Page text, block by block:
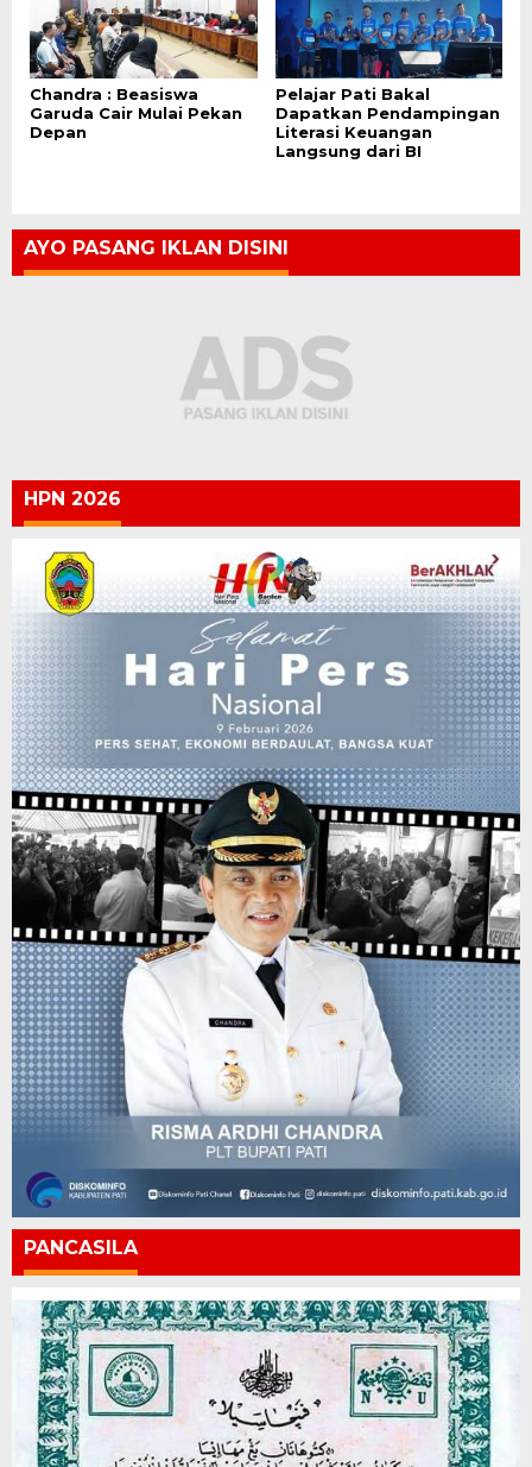
Chandra : Beasiswa
Garuda Cair Mulai Pekan
Depan
Pelajar Pati Bakal
Dapatkan Pendampingan
Literasi Keuangan
Langsung dari BI
AYO PASANG IKLAN DISINI
HPN 2026
PANCASILA